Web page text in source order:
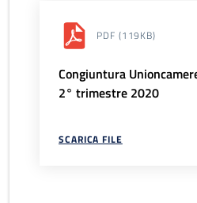
PDF (119KB)
Congiuntura
2° trimestre 2020
SCARICA FILE